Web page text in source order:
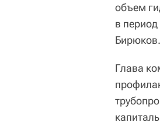
объем
в
Бирюков.
Глава